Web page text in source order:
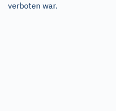
verboten war.